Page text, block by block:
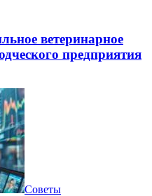
ветеринарное
предприятия
Советы